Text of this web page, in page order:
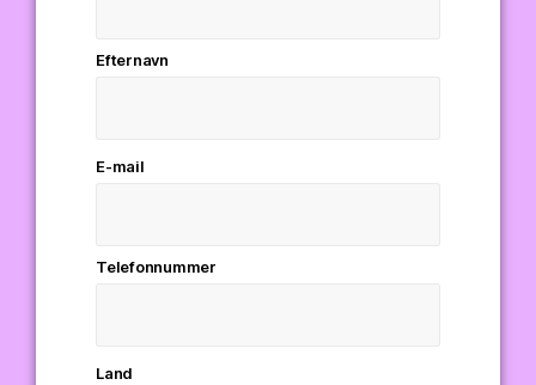
Efternavn
E-mail
Telefonnummer
Land